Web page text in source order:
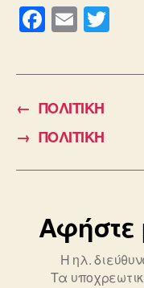
F
a
c
e
b
o
o
E
m
ailtt
← ΠΟΛΙΤΙΚΗ
→ ΠΟΛΙΤΙΚΗ
Αφήστε
Η ηλ.
Τα